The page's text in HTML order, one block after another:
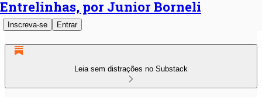
Entrelinhas, por Junior Borneli
Inscreva-se Entrar
Leia sem distrações no Substack